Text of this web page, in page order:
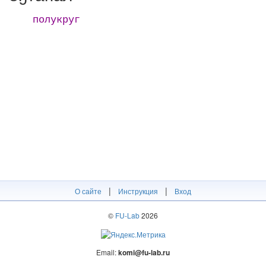
полукруг
О сайте | Инструкция | Вход
© FU-Lab2026
Email:komi@fu-lab.ru